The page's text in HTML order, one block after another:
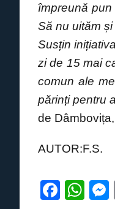
împreună
Să nu uităm
Susțin
zi de 15 mai
comun ale
părinți pentru
de
AUTOR:F.S.
F
W